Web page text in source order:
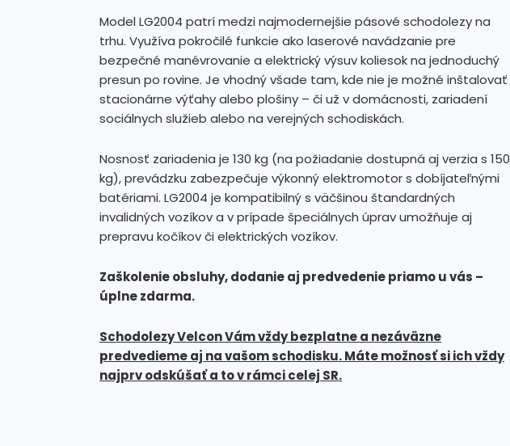
Model LG2004 patrí medzi najmodernejšie pásové schodolezy na
trhu. Využíva pokročilé funkcie ako laserové navádzanie pre
bezpečné manévrovanie a elektrický výsuv koliesok na jednoduchý
presun po rovine. Je vhodný všade tam, kde nie je možné inštalovať
stacionárne výťahy alebo plošiny – či už v domácnosti, zariadení
sociálnych služieb alebo na verejných schodiskách.
Nosnosť zariadenia je 130 kg (na požiadanie dostupná aj verzia s 150
kg), prevádzku zabezpečuje výkonný elektromotor s dobíjateľnými
batériami. LG2004 je kompatibilný s väčšinou štandardných
invalidných vozíkov a v prípade špeciálnych úprav umožňuje aj
prepravu kočíkov či elektrických vozíkov.
Zaškolenie obsluhy, dodanie aj predvedenie priamo u vás –
úplne zdarma.
Schodolezy Velcon Vám vždy bezplatne a nezáväzne
predvedieme aj na vašom schodisku. Máte možnosť si ich vždy
najprv odskúšať a to v rámci celej SR.